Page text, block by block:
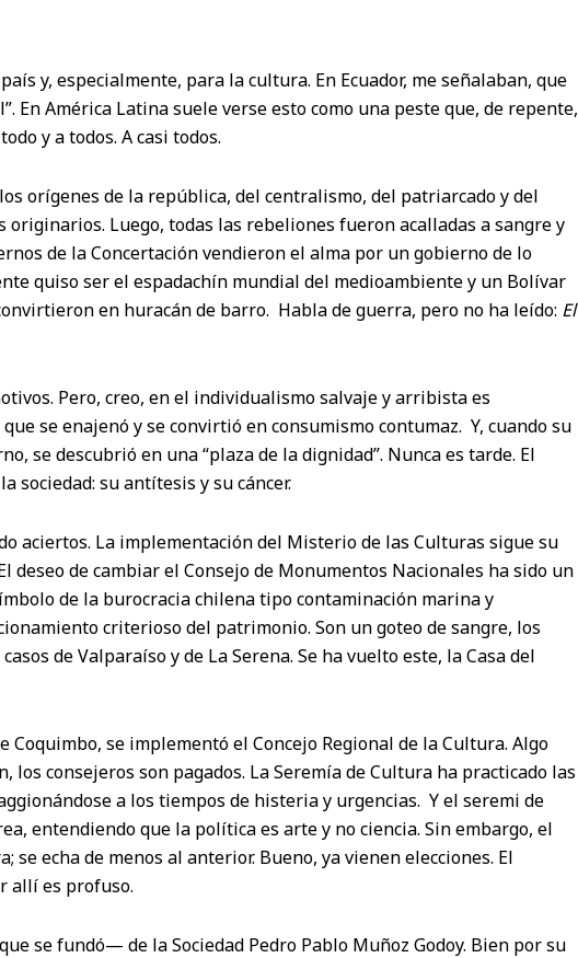
y, especialmente, para la cultura. En Ecuador, me señalaban, que
En América Latina suele verse esto como una peste que, de repente,
y a todos. A casi todos.
orígenes de la república, del centralismo, del patriarcado y del
Luego, todas las rebeliones fueron acalladas a sangre y
de la Concertación vendieron el alma por un gobierno de lo
quiso ser el espadachín mundial del medioambiente y un Bolívar
en huracán de barro. Habla de guerra, pero no ha leído: El
Pero, creo, en el individualismo salvaje y arribista es
se enajenó y se convirtió en consumismo contumaz. Y, cuando su
se descubrió en una “plaza de la dignidad”. Nunca es tarde. El
sociedad: su antítesis y su cáncer.
aciertos. La implementación del Misterio de las Culturas sigue su
deseo de cambiar el Consejo de Monumentos Nacionales ha sido un
de la burocracia chilena tipo contaminación marina y
criterioso del patrimonio. Son un goteo de sangre, los
de Valparaíso y de La Serena. Se ha vuelto este, la Casa del
se implementó el Concejo Regional de la Cultura. Algo
los consejeros son pagados. La Seremía de Cultura ha practicado las
a los tiempos de histeria y urgencias. Y el seremi de
entendiendo que la política es arte y no ciencia. Sin embargo, el
se echa de menos al anterior. Bueno, ya vienen elecciones. El
allí es profuso.
se fundó— de la Sociedad Pedro Pablo Muñoz Godoy. Bien por su